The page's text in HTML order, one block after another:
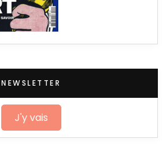
NEWSLETTER
J'y vais